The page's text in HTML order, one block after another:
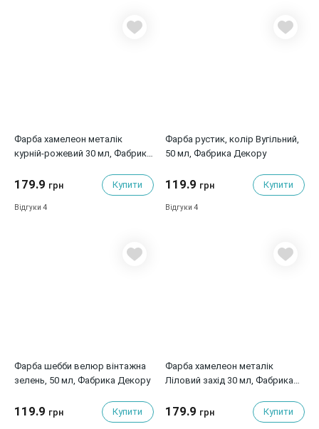
Фарба хамелеон металік
курній-рожевий 30 мл, Фабрика
179.9 грн Купити
Відгуки 4
Фарба рустик, колір Вугільний,
50 мл, Фабрика Декору
119.9 грн Купити
Відгуки4
Фарба шебби велюр вінтажна
зелень, 50 мл, Фабрика Декору
119.9 грн Купити
Фарба хамелеон металік
Ліловий захід 30 мл, Фабрика
179.9 грн Купити